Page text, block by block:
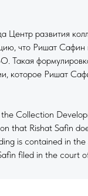
Центр развития
что Ришат Сафин
Такая
которое Ришат
Collection
that Rishat Safin
is contained in
filed in the court